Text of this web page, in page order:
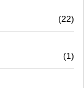
(22)
(1)